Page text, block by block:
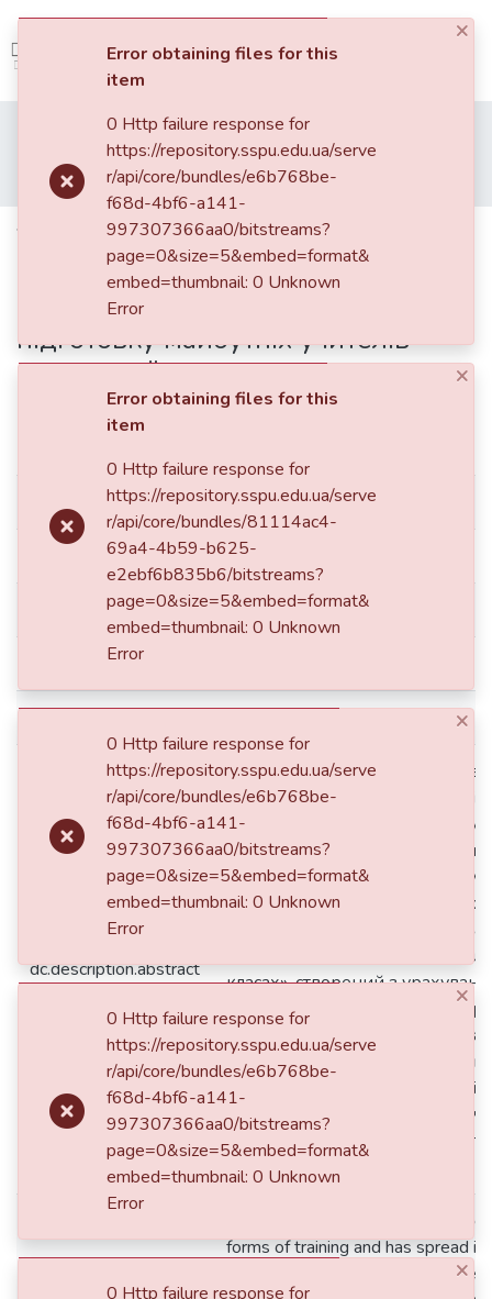
Communities
Collections
All of DSpace
Наукові фахові видання СумДПУ
Педагогічні науки: теорія, історія, інноваційні технології
Упровадження дистанційного курсу з методики навчання математики у професійну підготовку майбутніх учителів початкової школи
Упровадження дистанційного
курсу з методики навчання
математики у професійну
підготовку майбутніх учителів
початкової школи
dc.contributor.author Катасонова Юлія Ігорівна
dc.contributor.author Katasonova Yuliia Ihorivna
dc.date.accessioned 2017-08-22T08:21:41Z
dc.date.available
dc.description.abstract
Метою даної роботи було
етапів проектування
розробленого для майбутніх
класів. Дослідження
науково-педагогічної
дистанційної освіти та
Результатом роботи став
«Методика навчання
класах», створений з
У перспективі дослідження –
урізноманітнення завдань
новітніми технологіями
Вважаємо, що матеріали
нагоді майбутнім учителям
також усім, хто цікавиться
дистанційної освіти.
Distance education today has
forms of training and has spread in
worldwide. The rapid
×
Error obtaining files for this
item
0 Http failure response for
https://repository.sspu.edu.ua/serve
r/api/core/bundles/e6b768be-
f68d-4bf6-a141-
997307366aa0/bitstreams?
page=0&size=5&embed=format&
embed=thumbnail: 0 Unknown
Error
×
Error obtaining files for this
item
0 Http failure response for
https://repository.sspu.edu.ua/serve
r/api/core/bundles/81114ac4-
69a4-4b59-b625-
e2ebf6b835b6/bitstreams?
page=0&size=5&embed=format&
embed=thumbnail: 0 Unknown
Error
×
0 Http failure response for
https://repository.sspu.edu.ua/serve
r/api/core/bundles/e6b768be-
f68d-4bf6-a141-
997307366aa0/bitstreams?
page=0&size=5&embed=format&
embed=thumbnail: 0 Unknown
Error
×
0 Http failure response for
https://repository.sspu.edu.ua/serve
r/api/core/bundles/e6b768be-
f68d-4bf6-a141-
997307366aa0/bitstreams?
page=0&size=5&embed=format&
embed=thumbnail: 0 Unknown
Error
×
0 Http failure response for